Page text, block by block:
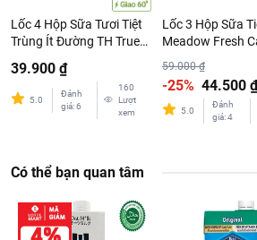
Lốc 4 Hộp Sữa Tươi Tiệt
Trùng Ít Đường TH True
39.900 ₫
5.0
Đánh
giá:6
160
Lượt
xem
Lốc 3 Hộp Sữa
Meadow Fresh
59.000 ₫
-25% 44.500 ₫
5.0
Đánh
giá:4
Có thể bạn quan tâm